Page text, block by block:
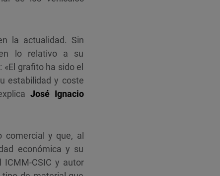
la actualidad. Sin
en lo relativo a su
grafito ha sido el
estabilidad y coste
José Ignacio
comercial y que, al
económica y su
ICMM-CSIC y autor